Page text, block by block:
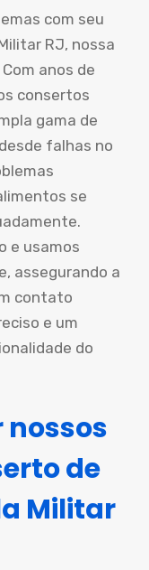
com seu
RJ, nossa
anos de
consertos
gama de
falhas no
se
e usamos
assegurando a
contato
e um
do
nossos
de
Militar